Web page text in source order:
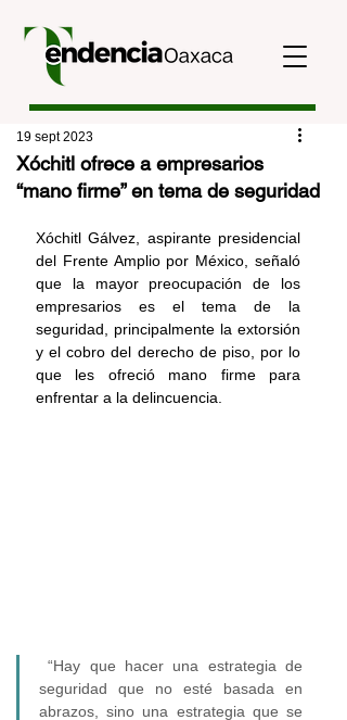
Xóchitl ofrece a empresarios
“mano firme” en tema de seguridad
19 sept 2023
Xóchitl Gálvez, aspirante presidencial
del Frente Amplio por México, señaló
que la mayor preocupación de los
empresarios es el tema de la
seguridad, principalmente la extorsión
y el cobro del derecho de piso, por lo
que les ofreció mano firme para
enfrentar a la delincuencia.
“Hay que hacer una estrategia de
seguridad que no esté basada en
abrazos, sino una estrategia que se